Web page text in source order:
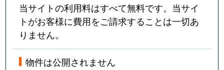
当サイトの利用料はすべて無料です。当サイ
トがお客様に費用をご請求することは一切あ
りません。
物件は公開されません